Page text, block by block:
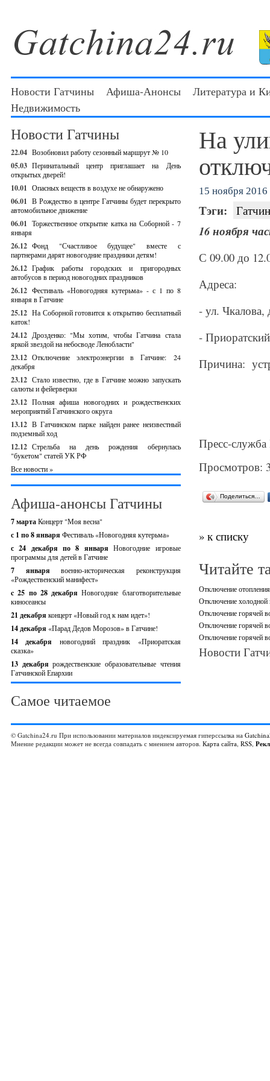
Новости Гатчины Афиша-Анонсы
Литература и
Недвижимость
Новости Гатчины
22.04 Возобновил работу сезонный маршрут № 10
05.03 Перинатальный центр приглашает на День
открытых дверей!
10.01 Опасных веществ в воздухе не обнаружено
06.01 В Рождество в центре Гатчины будет перекрыто
автомобильное движение
06.01 Торжественное открытие катка на Соборной - 7
января
26.12 Фонд "Счастливое будущее" вместе с
партнерами дарят новогодние праздники детям!
26.12 График работы городских и пригородных
автобусов в период новогодних праздников
26.12 Фестиваль «Новогодняя кутерьма» - с 1 по 8
января в Гатчине
25.12 На Соборной готовится к открытию бесплатный
каток!
24.12 Дрозденко: "Мы хотим, чтобы Гатчина стала
яркой звездой на небосводе Ленобласти"
23.12 Отключение электроэнергии в Гатчине: 24
декабря
23.12 Стало известно, где в Гатчине можно запускать
салюты и фейерверки
23.12 Полная афиша новогодних и рождественских
мероприятий Гатчинского округа
13.12 В Гатчинском парке найден ранее неизвестный
подземный ход
12.12 Стрельба на день рождения обернулась
"букетом" статей УК РФ
Все новости »
Афиша-анонсы Гатчины
7 мартаКонцерт "Моя весна"
с 1 по 8 января Фестиваль «Новогодняя кутерьма»
с 24 декабря по 8 январяНовогодние игровые
программы для детей в Гатчине
7 январявоенно-историческая реконструкция
«Рождественский манифест»
c 25 по 28 декабряНовогодние благотворительные
киносеансы
21 декабря концерт «Новый год к нам идет»!
14 декабря «Парад Дедов Морозов» в Гатчине!
14 декабря новогодний праздник «Приоратская
сказка»
13 декабрярождественские образовательные чтения
Гатчинской Епархии
Самое читаемое
На
15 ноября 2016
Тэги:
16 ноября
С 09.00 до
Адреса:
- ул.
-
Причина:
Пресс-служба
Просмотров:
Поделиться…
» к списку
Читайте
Отключение
Отключение холодной
Отключение горячей
Отключение горячей
Отключение горячей
Новости
© Gatchina24.ru При использовании материалов индексируемая гиперссылка на
Мнение редакции может не всегда совпадать с мнением авторов. Карта сайта, RSS,